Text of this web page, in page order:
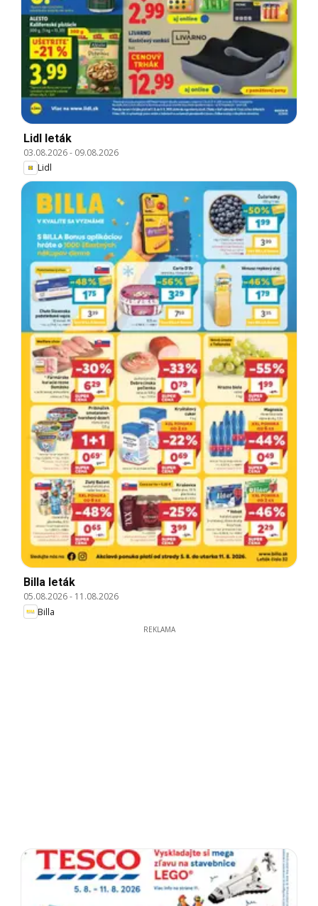
Lidl leták
03.08.2026- 09.08.2026
Lidl
Billa leták
05.08.2026- 11.08.2026
Billa
REKLAMA